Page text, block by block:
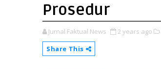
Prosedur
Jurnal Faktual News 2 years ago
Share This